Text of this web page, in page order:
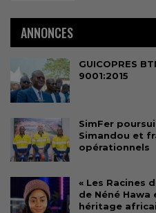
ANNONCES
GUICOPRES
9001:2015
SimFer
Simandou et
opérationnels
« Les Racines
de Néné
héritage